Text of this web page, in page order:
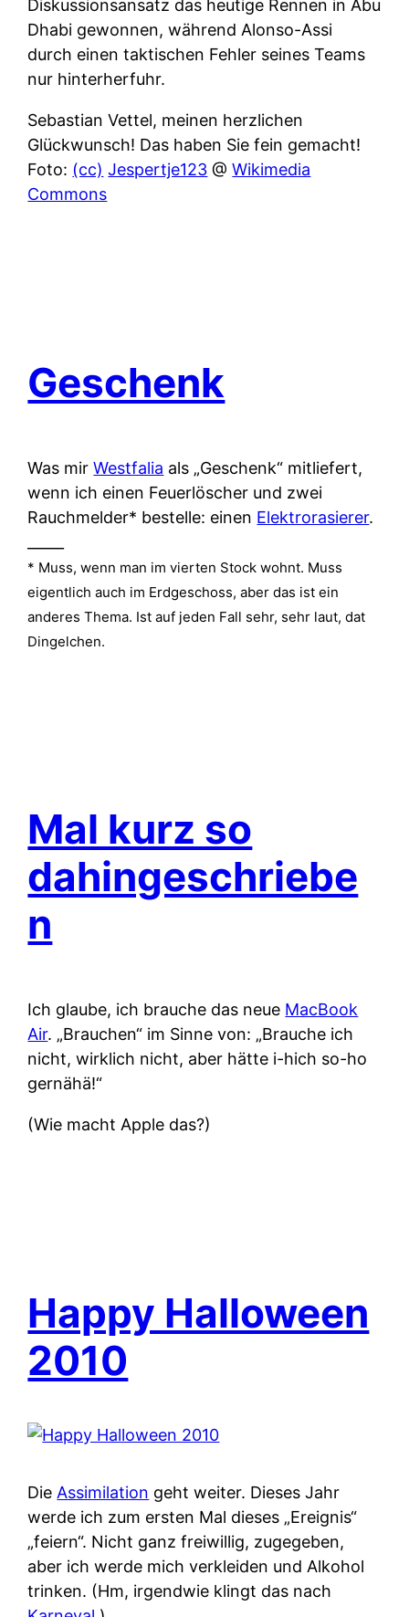
Diskussionsansatz das heutige Rennen in Abu
Dhabi gewonnen, während Alonso-Assi
durch einen taktischen Fehler seines Teams
nur hinterherfuhr.
Sebastian Vettel, meinen herzlichen
Glückwunsch! Das haben Sie fein gemacht!
Foto: (cc) Jespertje123 @Wikimedia
Commons
Geschenk
Was mirWestfalia als „Geschenk“ mitliefert,
wenn ich einen Feuerlöscher und zwei
Rauchmelder* bestelle: einen Elektrorasierer.
* Muss, wenn man im vierten Stock wohnt. Muss
eigentlich auch im Erdgeschoss, aber das ist ein
anderes Thema. Ist auf jeden Fall sehr, sehr laut, dat
Dingelchen.
Mal kurz so
dahingeschriebe
n
Ich glaube, ich brauche das neue MacBook
Air. „Brauchen“ im Sinne von: „Brauche ich
nicht, wirklich nicht, aber hätte i-hich so-ho
gernähä!“
(Wie macht Apple das?)
Happy Halloween
2010
Die Assimilation geht weiter. Dieses Jahr
werde ich zum ersten Mal dieses „Ereignis“
„feiern“. Nicht ganz freiwillig, zugegeben,
aber ich werde mich verkleiden und Alkohol
trinken. (Hm, irgendwie klingt das nach